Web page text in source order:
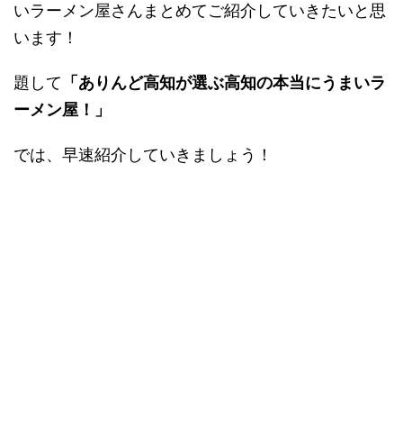
いラーメン屋さんまとめてご紹介していきたいと思
います！
題して 「ありんど高知が選ぶ高知の本当にうまいラ
ーメン屋！」
では、早速紹介していきましょう！